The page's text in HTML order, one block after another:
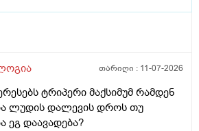
თარიღი : 11-07-2026
ტრიპერი მაქსიმუმ რამდენ
ლუდის დალევის დროს თუ
დაავადება?